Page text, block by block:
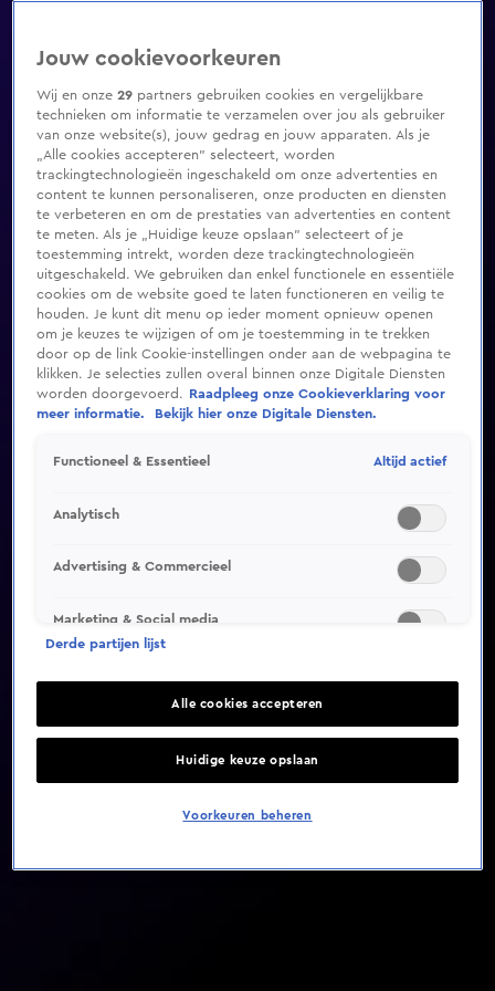
Video helaas niet gevonden
Jouw cookievoorkeuren
Wij en onze29 partners gebruiken cookies en vergelijkbare
technieken om informatie te verzamelen over jou als gebruiker
van onze website(s), jouw gedrag en jouw apparaten. Als je
„Alle cookies accepteren” selecteert, worden
trackingtechnologieën ingeschakeld om onze advertenties en
content te kunnen personaliseren, onze producten en diensten
te verbeteren en om de prestaties van advertenties en content
te meten. Als je „Huidige keuze opslaan” selecteert of je
toestemming intrekt, worden deze trackingtechnologieën
uitgeschakeld. We gebruiken dan enkel functionele en essentiële
cookies om de website goed te laten functioneren en veilig te
houden. Je kunt dit menu op ieder moment opnieuw openen
om je keuzes te wijzigen of om je toestemming in te trekken
door op de link Cookie-instellingen onder aan de webpagina te
klikken. Je selecties zullen overal binnen onze Digitale Diensten
worden doorgevoerd.
Raadpleeg onze Cookieverklaring voor
meer informatie.
Bekijk hier onze Digitale Diensten.
Functioneel & Essentieel Altijd actief
Analytisch
Advertising & Commercieel
Marketing & Social media
Derde partijen lijst
Alle cookies accepteren
Huidige keuze opslaan
Voorkeuren beheren